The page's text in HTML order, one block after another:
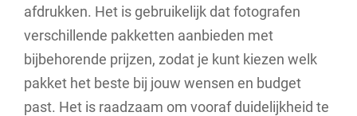
afdrukken. Het is gebruikelijk dat fotografen
verschillende pakketten aanbieden met
bijbehorende prijzen, zodat je kunt kiezen welk
pakket het beste bij jouw wensen en budget
past. Het is raadzaam om vooraf duidelijkheid te